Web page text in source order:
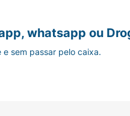
whatsapp ou
sem passar pelo caixa.